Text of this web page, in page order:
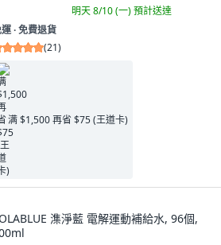
明天 8/10 (一)預計送達
∙ 免費退貨
(21)
满 $1,500 再省 $75 (王道卡)
潗淨藍 電解運動補給水, 96個,